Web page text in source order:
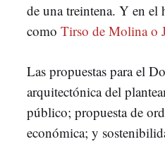
de una treintena. Y en el
como Tirso de Molina o
Las propuestas para el
arquitectónica del
público; propuesta de
económica; y